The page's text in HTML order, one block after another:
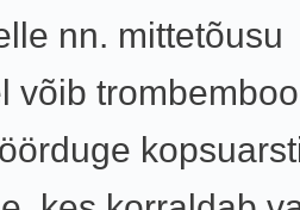
nn. mittetõusu
võib